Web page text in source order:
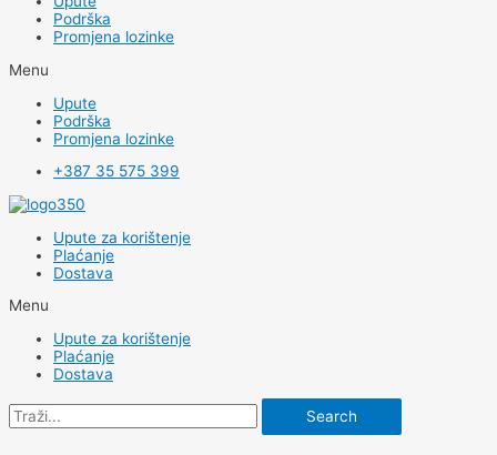
Podrška
Promjena lozinke
Menu
Upute
Podrška
Promjena lozinke
+387 35 575 399
Upute za korištenje
Plaćanje
Dostava
Menu
Upute za korištenje
Plaćanje
Dostava
Search